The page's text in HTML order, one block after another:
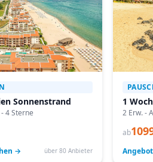
Sonnenstrand
4 Sterne
→
über 80 Anbieter
1
2 Erw. -
ab